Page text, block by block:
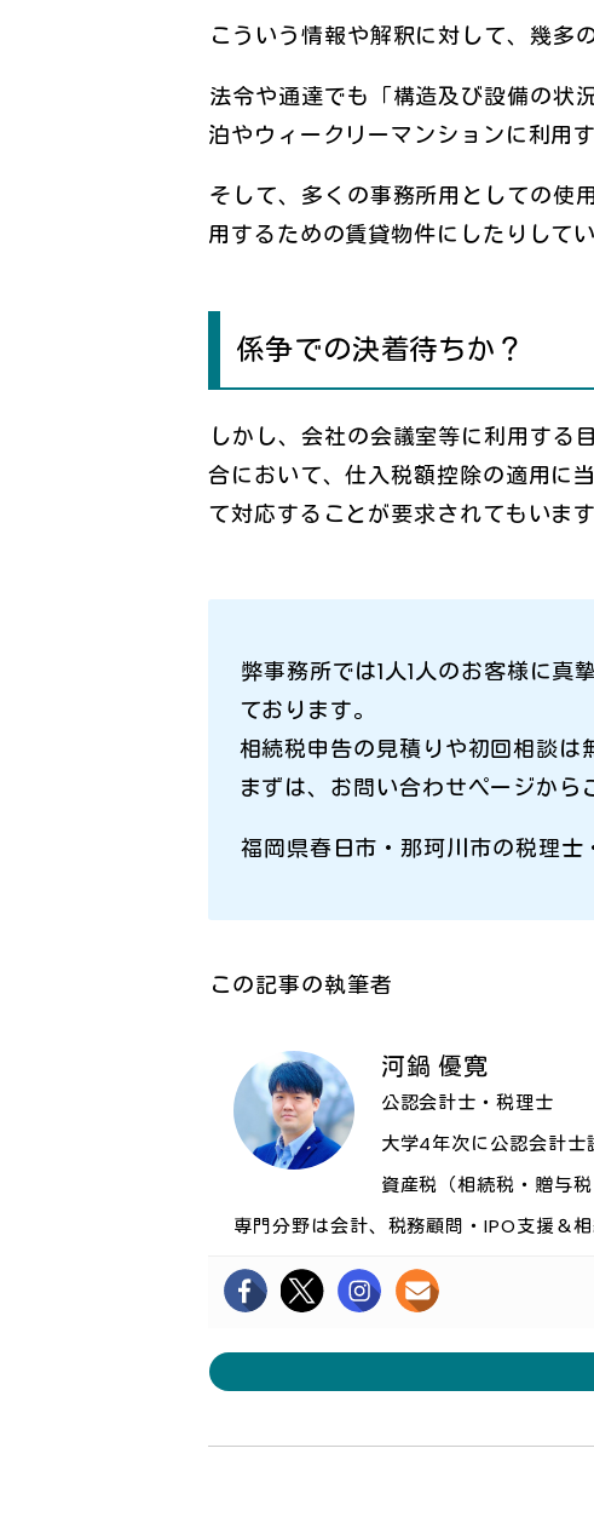
こういう情報や解釈に対して、幾多
法令や通達でも「構造及び設備の状
泊やウィークリーマンションに利用
そして、多くの事務所用としての使
用するための賃貸物件にしたりして
係争での決着待ちか？
しかし、会社の会議室等に利用する
合において、仕入税額控除の適用に
て対応することが要求されてもいます
弊事務所では1人1人のお客様に
ております。
相続税申告の見積りや初回相談は
まずは、お問い合わせページから
福岡県春日市・那珂川市の税理
この記事の執筆者
河鍋 優寛
公認会計士・税理士
大学4年次に公認会計士
資産税（相続税・贈与
専門分野は会計、税務顧問・IPO支援＆